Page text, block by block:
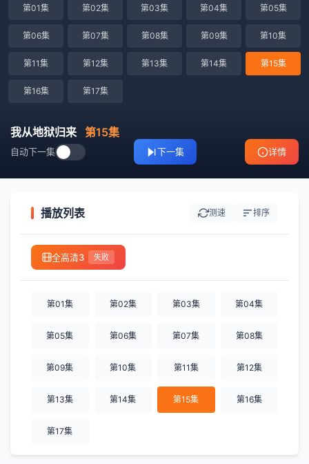
第01集 第02集 第03集 第04集 第05集
第06集 第07集 第08集 第09集 第10集
第11集 第12集 第13集 第14集 第15集
第16集 第17集
我从地狱归来 第15集
自动下一集 下一集 详情
播放列表 测速 排序
全高清3 失败
第01集 第02集 第03集 第04集
第05集 第06集 第07集 第08集
第09集 第10集 第11集 第12集
第13集 第14集 第15集 第16集
第17集